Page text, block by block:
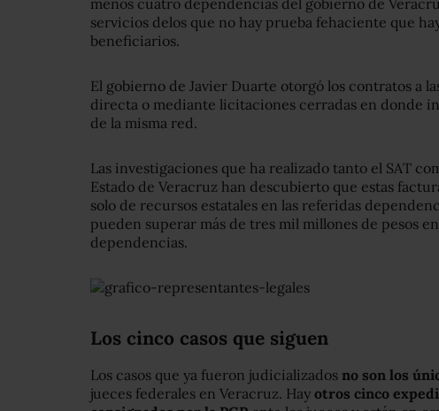
menos cuatro dependencias del gobierno de
servicios delos que no hay prueba fehaciente que
beneficiarios.
El gobierno de Javier Duarte otorgó los contratos a
directa o mediante licitaciones cerradas en donde
de la misma red.
Las investigaciones que ha realizado tanto el SAT
Estado de Veracruz han descubierto que estas
solo de recursos estatales en las referidas
pueden superar más de tres mil millones de pesos
dependencias.
Los cinco casos que siguen
Los casos que ya fueron judicializados no son los
jueces federales en Veracruz. Hay otros cinco